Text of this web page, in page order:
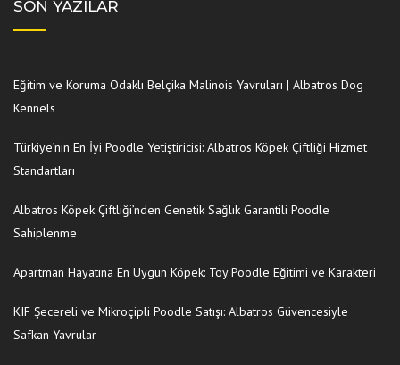
SON YAZILAR
Eğitim ve Koruma Odaklı Belçika Malinois Yavruları | Albatros Dog
Kennels
Türkiye’nin En İyi Poodle Yetiştiricisi: Albatros Köpek Çiftliği Hizmet
Standartları
Albatros Köpek Çiftliği’nden Genetik Sağlık Garantili Poodle
Sahiplenme
Apartman Hayatına En Uygun Köpek: Toy Poodle Eğitimi ve Karakteri
KIF Şecereli ve Mikroçipli Poodle Satışı: Albatros Güvencesiyle
Safkan Yavrular